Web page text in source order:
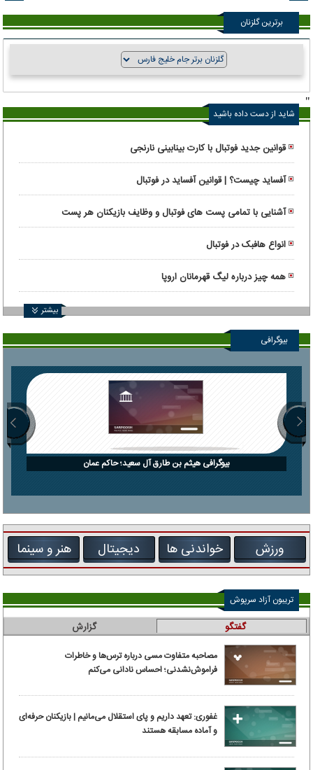
برترین گلزنان
"
شاید از دست داده باشید
قوانین جدید فوتبال با کارت بینابینی نارنجی
آفساید چیست؟ | قوانین آفساید در فوتبال
آشنایی با تمامی پست های فوتبال و وظایف بازیکنان هر پست
انواع هافبک در فوتبال
همه چیز درباره لیگ قهرمانان اروپا
بیشتر
بیوگرافی
بیوگرافی هیثم بن طارق آل سعید؛ حاکم عمان
ورزش خواندنی ها دیجیتال هنر و سینما
تریبون آزاد سرپوش
گفتگو گزارش
مصاحبه متفاوت مسی درباره ترس‌ها و خاطرات
فراموش‌نشدنی؛ احساس نادانی می‌کنم
غفوری: تعهد داریم و پای استقلال می‌مانیم | بازیکنان حرفه‌ای
و آماده مسابقه هستند